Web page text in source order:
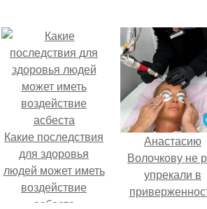
Какие последствия
для здоровья
людей может иметь
воздействие
асбеста
Анастасию
Волочкову не
упрекали в